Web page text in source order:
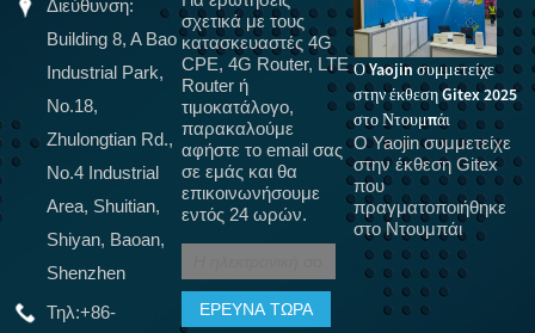
Διεύθυνση:
Building 8, A Bao
Industrial Park,
No.18,
Zhulongtian Rd.,
No.4 Industrial
Area, Shuitian,
Shiyan, Baoan,
Shenzhen
Τηλ:+86-
σχετικά με τους
κατασκευαστές 4G
CPE, 4G Router, LTE
Router ή
τιμοκατάλογο,
παρακαλούμε
αφήστε το email σας
σε εμάς και θα
επικοινωνήσουμε
εντός 24 ωρών.
Το 5G πρόκειται να
αντικαταστήσει οπτικές
ίνες, τερματικά 5G CPE
για οικιακή ευρυζωνική
σύνδεση, πιστοποίηση
εξοπλισμού CPE, SRRC,
Στην
πραγματικότητα,
πολλοί άνθρωποι
Ο Yaojin συμμετείχε
στην έκθεση Gitex 2025
στο Ντουμπάι
Ο Yaojin συμμετείχε
στην έκθεση Gitex
που
πραγματοποιήθηκε
στο Ντουμπάι